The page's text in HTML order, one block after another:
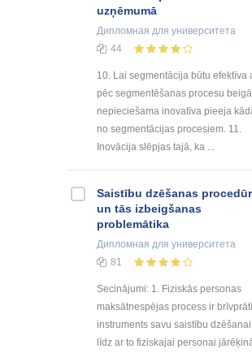
uzņēmumā
Дипломная для университета
44
10. Lai segmentācija būtu efektīva
pēc segmentēšanas procesu
nepieciešama inovatīva pieeja
no segmentācijas procesiem. 11.
Inovācija slēpjas tajā, ka ...
Saistību dzēšanas
un tās izbeigšanas
problemātika
Дипломная для университета
81
Secinājumi: 1. Fiziskās personas
maksātnespējas process ir
instruments savu saistību dzēšanai,
līdz ar to fiziskajai personai